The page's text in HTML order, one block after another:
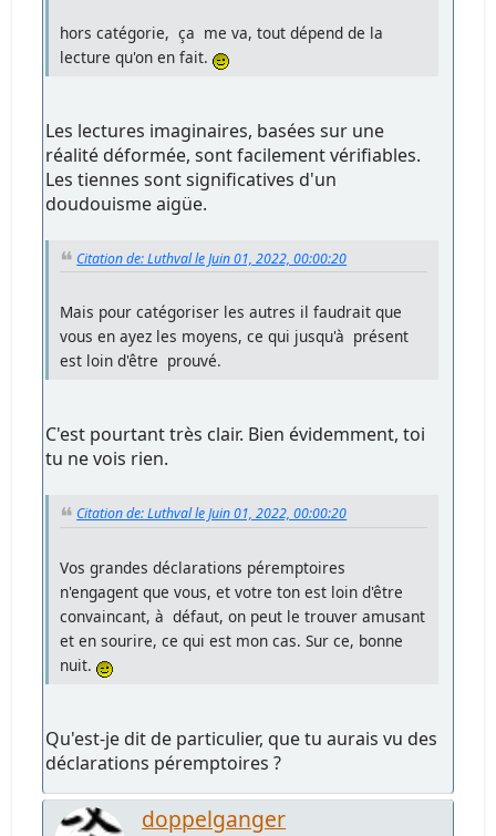
hors catégorie, ça me va, tout dépend de la
lecture qu'on en fait.
Les lectures imaginaires, basées sur une
réalité déformée, sont facilement vérifiables.
Les tiennes sont significatives d'un
doudouisme aigüe.
Citation de: Luthval le Juin 01, 2022, 00:00:20
Mais pour catégoriser les autres il faudrait que
vous en ayez les moyens, ce qui jusqu'à présent
est loin d'être prouvé.
C'est pourtant très clair. Bien évidemment, toi
tu ne vois rien.
Citation de: Luthval le Juin 01, 2022, 00:00:20
Vos grandes déclarations péremptoires
n'engagent que vous, et votre ton est loin d'être
convaincant, à défaut, on peut le trouver amusant
et en sourire, ce qui est mon cas. Sur ce, bonne
nuit.
Qu'est-je dit de particulier, que tu aurais vu des
déclarations péremptoires ?
doppelganger